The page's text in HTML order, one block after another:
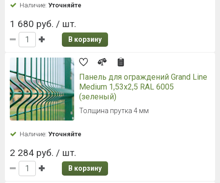
Наличие: Уточняйте
1 680 руб. / шт.
В корзину
Панель для ограждений Grand Line
Medium 1,53x2,5 RAL 6005
(зеленый)
Толщина прутка 4 мм
Наличие: Уточняйте
2 284 руб. / шт.
В корзину